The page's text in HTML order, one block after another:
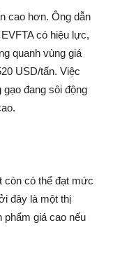
cao hơn. Ông dẫn
có hiệu lực,
quanh vùng giá
USD/tấn. Việc
đang sôi động
còn có thể đạt mức
đây là một thị
phẩm giá cao nếu